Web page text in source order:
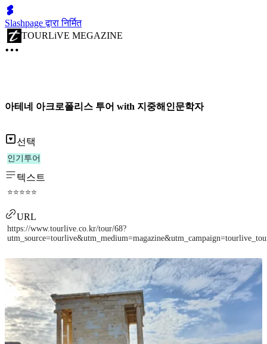
Slashpage द्वारा निर्मित
TOURLiVE MEGAZINE
아테네 아크로폴리스 투어 with 지중해인문학자
선택
인기투어
텍스트
⭐⭐⭐⭐⭐
URL
https://www.tourlive.co.kr/tour/68?